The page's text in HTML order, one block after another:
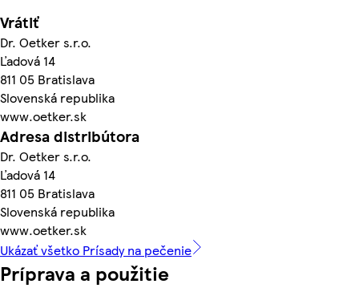
Vrátiť
Dr. Oetker s.r.o.
Ľadová 14
811 05 Bratislava
Slovenská republika
www.oetker.sk
Adresa distribútora
Dr. Oetker s.r.o.
Ľadová 14
811 05 Bratislava
Slovenská republika
www.oetker.sk
Ukázať všetko Prísady na pečenie
Príprava a použitie